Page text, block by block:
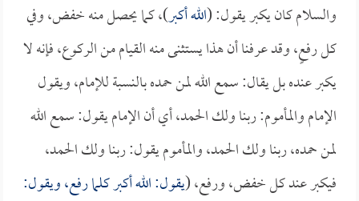
والسلام كان يكبر يقول: (الله أكبر)، كما يحصل منه خفض، وفي
كل رفعٍ، وقد عرفنا أن هذا يستثنى منه القيام من الركوع، فإنه لا
يكبر عنده بل يقال: سمع الله لمن حمده بالنسبة للإمام، ويقول
الإمام والمأموم: ربنا ولك الحمد، أي أن الإمام يقول: سمع الله
لمن حمده، ربنا ولك الحمد، والمأموم يقول: ربنا ولك الحمد،
فيكبر عند كل خفض، ورفع، (يقول: الله أكبر كلما رفع، ويقول: